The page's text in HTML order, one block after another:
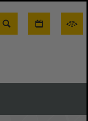
Suche